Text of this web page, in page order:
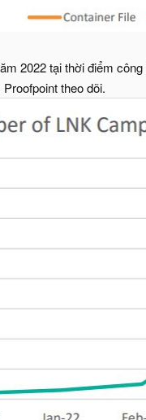
2022 tại thời điểm
theo dõi.